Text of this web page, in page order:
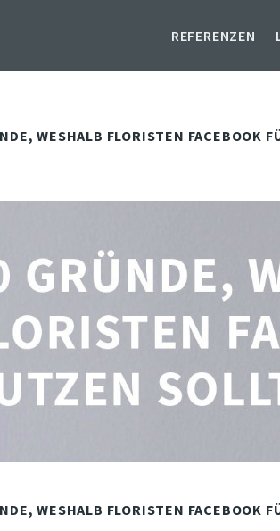
REFERENZEN
WESHALB FLORISTEN FACEBOOK
WESHALB FLORISTEN FACEBOOK